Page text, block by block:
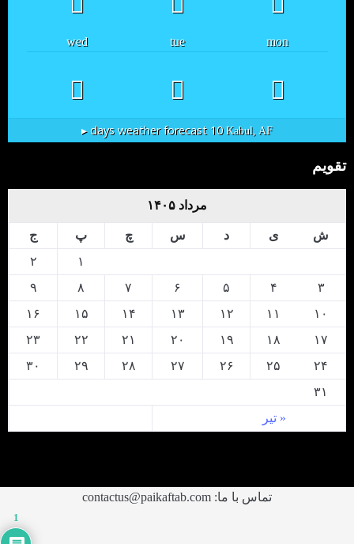
mon
tue
wed
Kabul, AF
10 days weather forecast ▸
تقویم
مرداد ۱۴۰۵
ش ی د س چ پ ج
« تیر
۱
۲
۳
۴ ۵ ۶ ۷ ۸
۹
۱۰
۱۱ ۱۲ ۱۳ ۱۴ ۱۵
۱۶
۱۷
۱۸ ۱۹ ۲۰ ۲۱ ۲۲
۲۳
۲۴
۲۵ ۲۶ ۲۷ ۲۸ ۲۹
۳۰
۳۱
تماس با ما: contactus@paikaftab.com
1